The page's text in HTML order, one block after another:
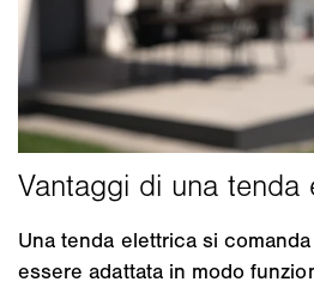
Una tenda elettrica si
essere adattata in modo